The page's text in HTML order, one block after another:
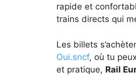
rapide et
trains directs qui
Les billets
Oui.sncf, où tu
et pratique, Rail